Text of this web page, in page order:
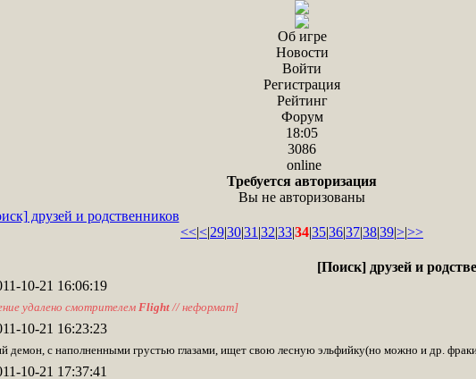
Об игре
Новости
Войти
Регистрация
Рейтинг
Форум
18:05
3086
online
Требуется авторизация
Вы не авторизованы
друзей и родственников
<<|<|29|30|31 |32|33|34|35|36|37|38|39|>|>>
[Поиск] друзей и
10-21 16:06:19
удалено смотрителем Flight// неформат]
10-21 16:23:23
демон, с наполненными грустью глазами, ищет свою лесную эльфийку(но можно и др.
10-21 17:37:41